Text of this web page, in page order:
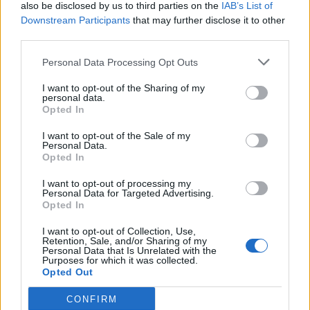
also be disclosed by us to third parties on the IAB’s List of
Downstream Participants that may further disclose it to other
Personal Data Processing Opt Outs
I want to opt-out of the Sharing of my
personal data.
Opted In
I want to opt-out of the Sale of my
Personal Data.
Opted In
I want to opt-out of processing my
Personal Data for Targeted Advertising.
Opted In
I want to opt-out of Collection, Use,
Retention, Sale, and/or Sharing of my
Personal Data that Is Unrelated with the
Purposes for which it was collected.
Opted Out
CONFIRM
Adelina Ismaili rikthehet
me projekt të ri/ Zbulon
me Gimbo-n
Aksident i rëndë në Papër,
makina godet trasenë
anësore të rrugës
GJKKO lë në qeli Samir
“Kimisti” kolumbian do të
vuajë 14 vite burg për
laboratorin e Frakullës
Nxehtësia ekstreme dhe
re klimatike, bota
përballet me sinjale alarmi